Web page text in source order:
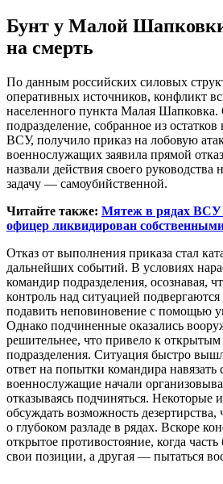
Бунт у Малой
на смерть
По данным российских силовых
оперативных источников, конфликт
населенного пункта Малая
подразделение, собранное из
ВСУ, получило приказ на лобовую
военнослужащих заявила прямой
назвали действия своего
задачу — самоубийственной.
Читайте также: Мятеж в рядах ВСУ
офицер ликвидирован
Отказ от выполнения приказа стал
дальнейших событий. В условиях
командир подразделения, осознавая,
контроль над ситуацией
подавить неповиновение с помощью
Однако подчиненные оказались
решительнее, что привело к
подразделения. Ситуация быстро
ответ на попытки командира
военнослужащие начали
отказываясь подчиняться. Некоторые
обсуждать возможность дезертирства,
о глубоком разладе в рядах. Вскоре
открытое противостояние, когда
свои позиции, а другая — пытаться